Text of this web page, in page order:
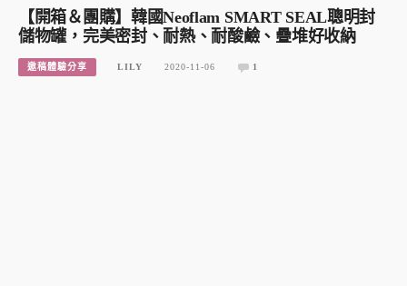
【開箱＆團購】韓國Neoflam SMART SEAL聰明封
儲物罐，完美密封、耐熱、耐酸鹼、疊堆好收納
邀稿體驗分享 LILY 2020-11-06 1